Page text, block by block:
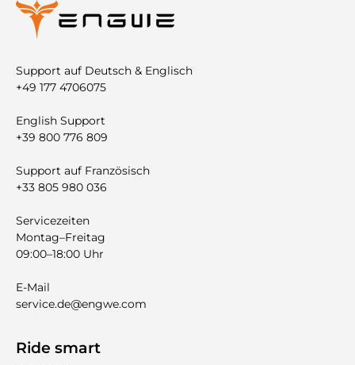
Support auf Deutsch & Englisch
+49 177 4706075
English Support
+39 800 776 809
Support auf Französisch
+33 805 980 036
Servicezeiten
Montag–Freitag
09:00–18:00 Uhr
E-Mail
service.de@engwe.com
Ride smart